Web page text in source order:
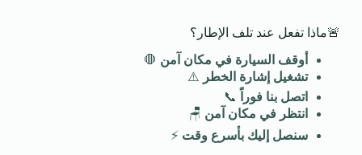
🚨ماذا تفعل عند تلف الإطار؟
أوقف السيارة في مكان آمن 🛑
تشغيل إشارة الخطر ⚠️
اتصل بنا فوراً
📞
انتظر في مكان آمن 🪑
سنصل إليك بأسرع وقت ⚡